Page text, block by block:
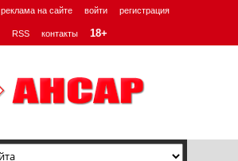
реклама на сайте войти регистрация
RSS контакты 18+